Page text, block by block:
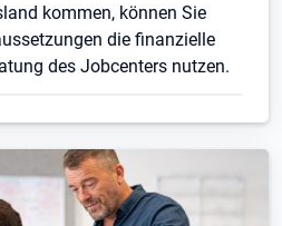
kommen, können Sie
die finanzielle
des Jobcenters nutzen.